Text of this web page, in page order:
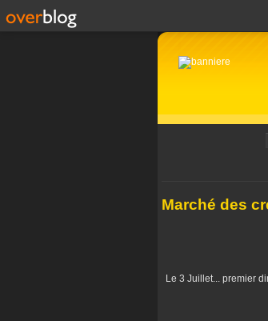
Marché des
Le 3 Juillet... premier